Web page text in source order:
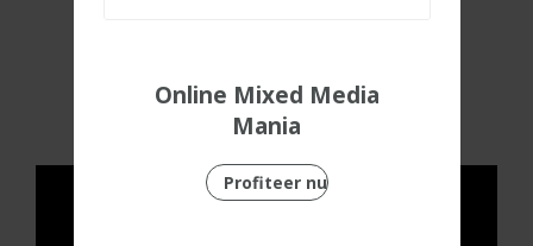
workshop
Online Mixed Media
Mania
Profiteer nu